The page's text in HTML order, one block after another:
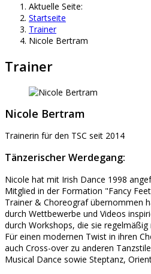
Aktuelle Seite:
Startseite
Trainer
Nicole Bertram
Trainer
Nicole Bertram
Trainerin für den TSC seit 2014
Tänzerischer Werdegang:
Nicole hat mit Irish Dance 1998
Mitglied in der Formation "Fancy
Trainer & Choreograf übernommen
durch Wettbewerbe und Videos
durch Workshops, die sie
Für einen modernen Twist in ihren
auch Cross-over zu anderen
Musical Dance sowie Steptanz,